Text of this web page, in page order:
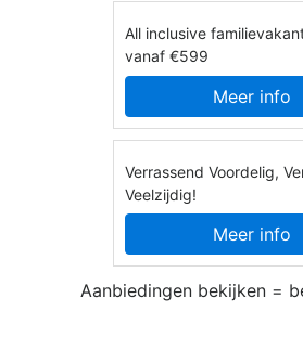
All inclusive
vanaf €599
Meer info
Verrassend Voordelig,
Veelzijdig!
Meer info
Aanbiedingen bekijken =